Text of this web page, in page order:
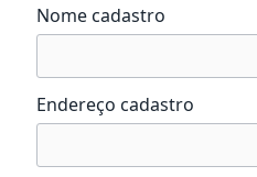
Nome cadastro
Endereço cadastro